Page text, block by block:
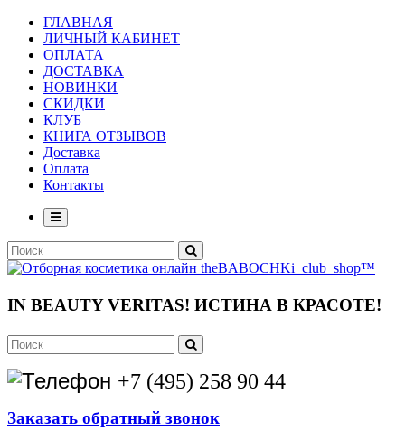
ГЛАВНАЯ
ЛИЧНЫЙ КАБИНЕТ
ОПЛАТА
ДОСТАВКА
НОВИНКИ
СКИДКИ
КЛУБ
КНИГА ОТЗЫВОВ
Доставка
Оплата
Контакты
IN BEAUTY VERITAS! ИСТИНА В КРАСОТЕ!
+7 (495) 258 90 44
Заказать обратный звонок